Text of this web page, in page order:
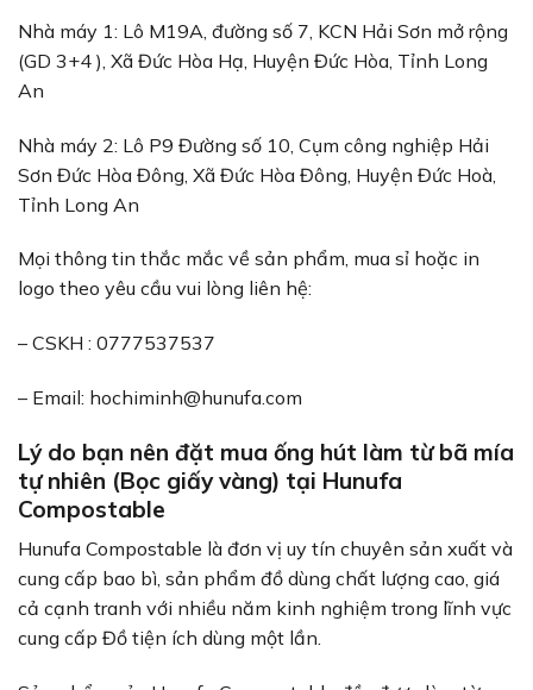
Nhà máy 1: Lô M19A, đường số 7, KCN Hải Sơn mở rộng
(GD 3+4 ), Xã Đức Hòa Hạ, Huyện Đức Hòa, Tỉnh Long
An
Nhà máy 2: Lô P9 Đường số 10, Cụm công nghiệp Hải
Sơn Đức Hòa Đông, Xã Đức Hòa Đông, Huyện Đức Hoà,
Tỉnh Long An
Mọi thông tin thắc mắc về sản phẩm, mua sỉ hoặc in
logo theo yêu cầu vui lòng liên hệ:
– CSKH : 0777537537
– Email: hochiminh@hunufa.com
Lý do bạn nên đặt mua ống hút làm từ bã mía
tự nhiên (Bọc giấy vàng) tại Hunufa
Compostable
Hunufa Compostable là đơn vị uy tín chuyên sản xuất và
cung cấp bao bì, sản phẩm đồ dùng chất lượng cao, giá
cả cạnh tranh với nhiều năm kinh nghiệm trong lĩnh vực
cung cấp Đồ tiện ích dùng một lần.